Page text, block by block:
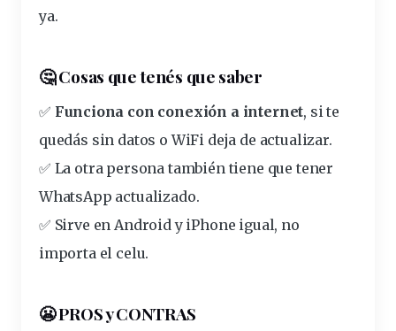
ya.
🤔 Cosas que tenés que saber
✅ Funciona con conexión a internet, si te
quedás sin datos o WiFi deja de actualizar.
✅ La otra persona también tiene que tener
WhatsApp actualizado.
✅ Sirve en Android y iPhone igual, no
importa el celu.
😬 PROS y CONTRAS